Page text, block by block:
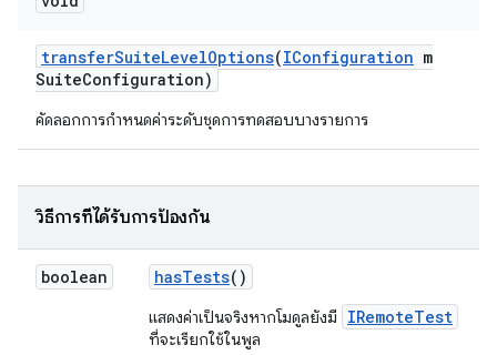
transferSuiteLevelOptions(IConfiguration m
SuiteConfiguration)
คัดลอกการกำหนดค่าระดับชุดการทดสอบบางรายการ
วิธีการที่ได้รับการป้องกัน
boolean hasTests()
แสดงค่าเป็นจริงหากโมดูลยังมี IRemoteTest
ที่จะเรียกใช้ในพูล